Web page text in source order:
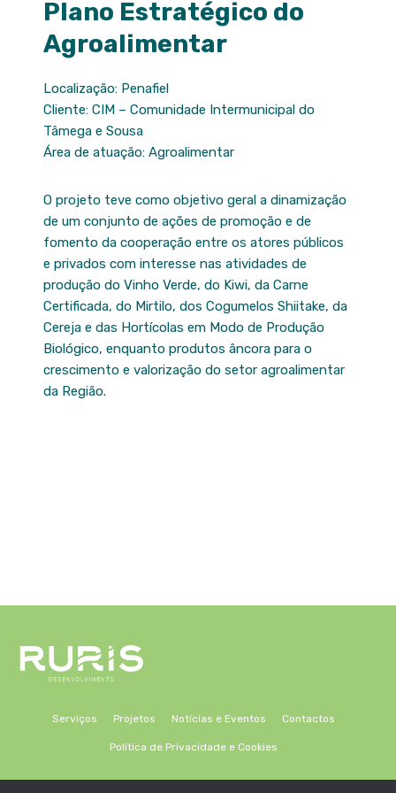
Plano Estratégico do
Agroalimentar
Localização: Penafiel
Cliente: CIM – Comunidade Intermunicipal do
Tâmega e Sousa
Área de atuação: Agroalimentar
O projeto teve como objetivo geral a dinamização
de um conjunto de ações de promoção e de
fomento da cooperação entre os atores públicos
e privados com interesse nas atividades de
produção do Vinho Verde, do Kiwi, da Carne
Certificada, do Mirtilo, dos Cogumelos Shiitake, da
Cereja e das Hortícolas em Modo de Produção
Biológico, enquanto produtos âncora para o
crescimento e valorização do setor agroalimentar
da Região.
Serviços Projetos Notícias e Eventos Contactos
Política de Privacidade e Cookies